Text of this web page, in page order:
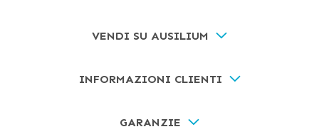
VENDI SU AUSILIUM
INFORMAZIONI CLIENTI
GARANZIE